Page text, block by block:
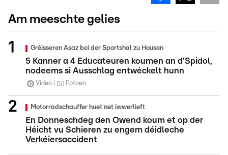
Am meeschte gelies
Gréisseren Asaz bei der Sportshal zu Housen
5 Kanner a 4 Educateuren koumen an d'Spidol,
nodeems si Ausschlag entwéckelt hunn
Video Fotoen
Motorradschauffer huet net iwwerlieft
En Donneschdeg den Owend koum et op der
Héicht vu Schieren zu engem déidleche
Verkéiersaccident